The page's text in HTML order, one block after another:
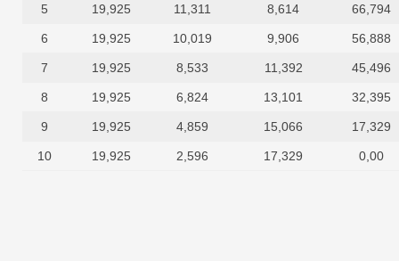
5 19,925 11,311 8,614 66,794
6 19,925 10,019 9,906 56,888
7 19,925 8,533 11,392 45,496
8 19,925 6,824 13,101 32,395
9 19,925 4,859 15,066 17,329
10 19,925 2,596 17,329 0,00